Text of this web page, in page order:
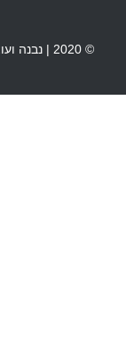
© 2020 | נבנה ועוצב על ידי ליאור דניאל | Design by Lior Daniel